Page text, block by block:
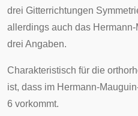
drei Gitterrichtungen
allerdings auch das
drei Angaben.
Charakteristisch für die
ist, dass im Hermann-
6 vorkommt.